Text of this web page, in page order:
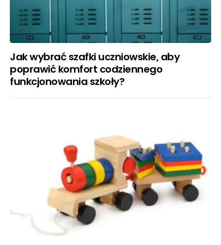
Jak wybrać szafki uczniowskie, aby
poprawić komfort codziennego
funkcjonowania szkoły?